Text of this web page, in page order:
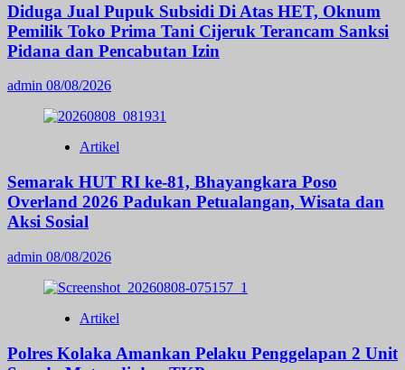
Diduga Jual Pupuk Subsidi Di Atas HET, Oknum
Pemilik Toko Prima Tani Cijeruk Terancam Sanksi
Pidana dan Pencabutan Izin
admin 08/08/2026
Artikel
Semarak HUT RI ke-81, Bhayangkara Poso
Overland 2026 Padukan Petualangan, Wisata dan
Aksi Sosial
admin 08/08/2026
Artikel
Polres Kolaka Amankan Pelaku Penggelapan 2 Unit